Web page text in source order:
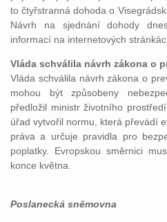
to čtyřstranná dohoda o
Návrh na sjednání dohody
informací na internetových
Vláda schválila návrh zákona o
Vláda schválila návrh zákona o
mohou být způsobeny
předložil ministr životního
úřad vytvořil normu, která převádí
práva a určuje pravidla pro
poplatky. Evropskou směrnici
konce května.
Poslanecká sněmovna